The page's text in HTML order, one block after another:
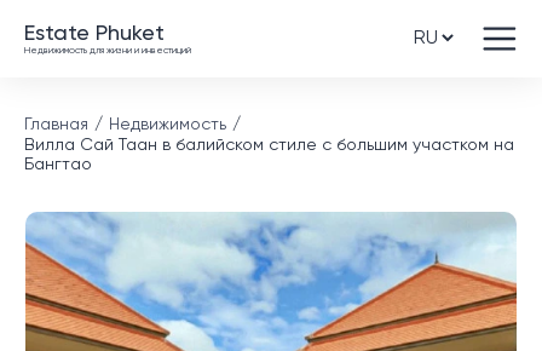
Estate Phuket
Недвижимость для жизни и инвестиций
Главная
Недвижимость
Вилла Сай Таан в балийском стиле с большим участком на
Бангтао